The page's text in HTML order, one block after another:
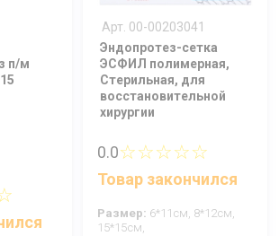
п/м
Арт. 00-00203041
Эндопротез-сетка
ЭСФИЛ полимерная,
Стерильная, для
восстановительной
хирургии
0.0☆☆☆☆☆
Товар закончился
Размер: 6*11см, 8*12см,
15*15см,